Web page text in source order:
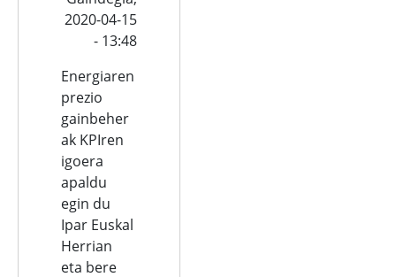
2020-04-15
- 13:48
Energiaren
prezio
gainbeher
ak KPIren
igoera
apaldu
egin du
Ipar Euskal
Herrian
eta bere